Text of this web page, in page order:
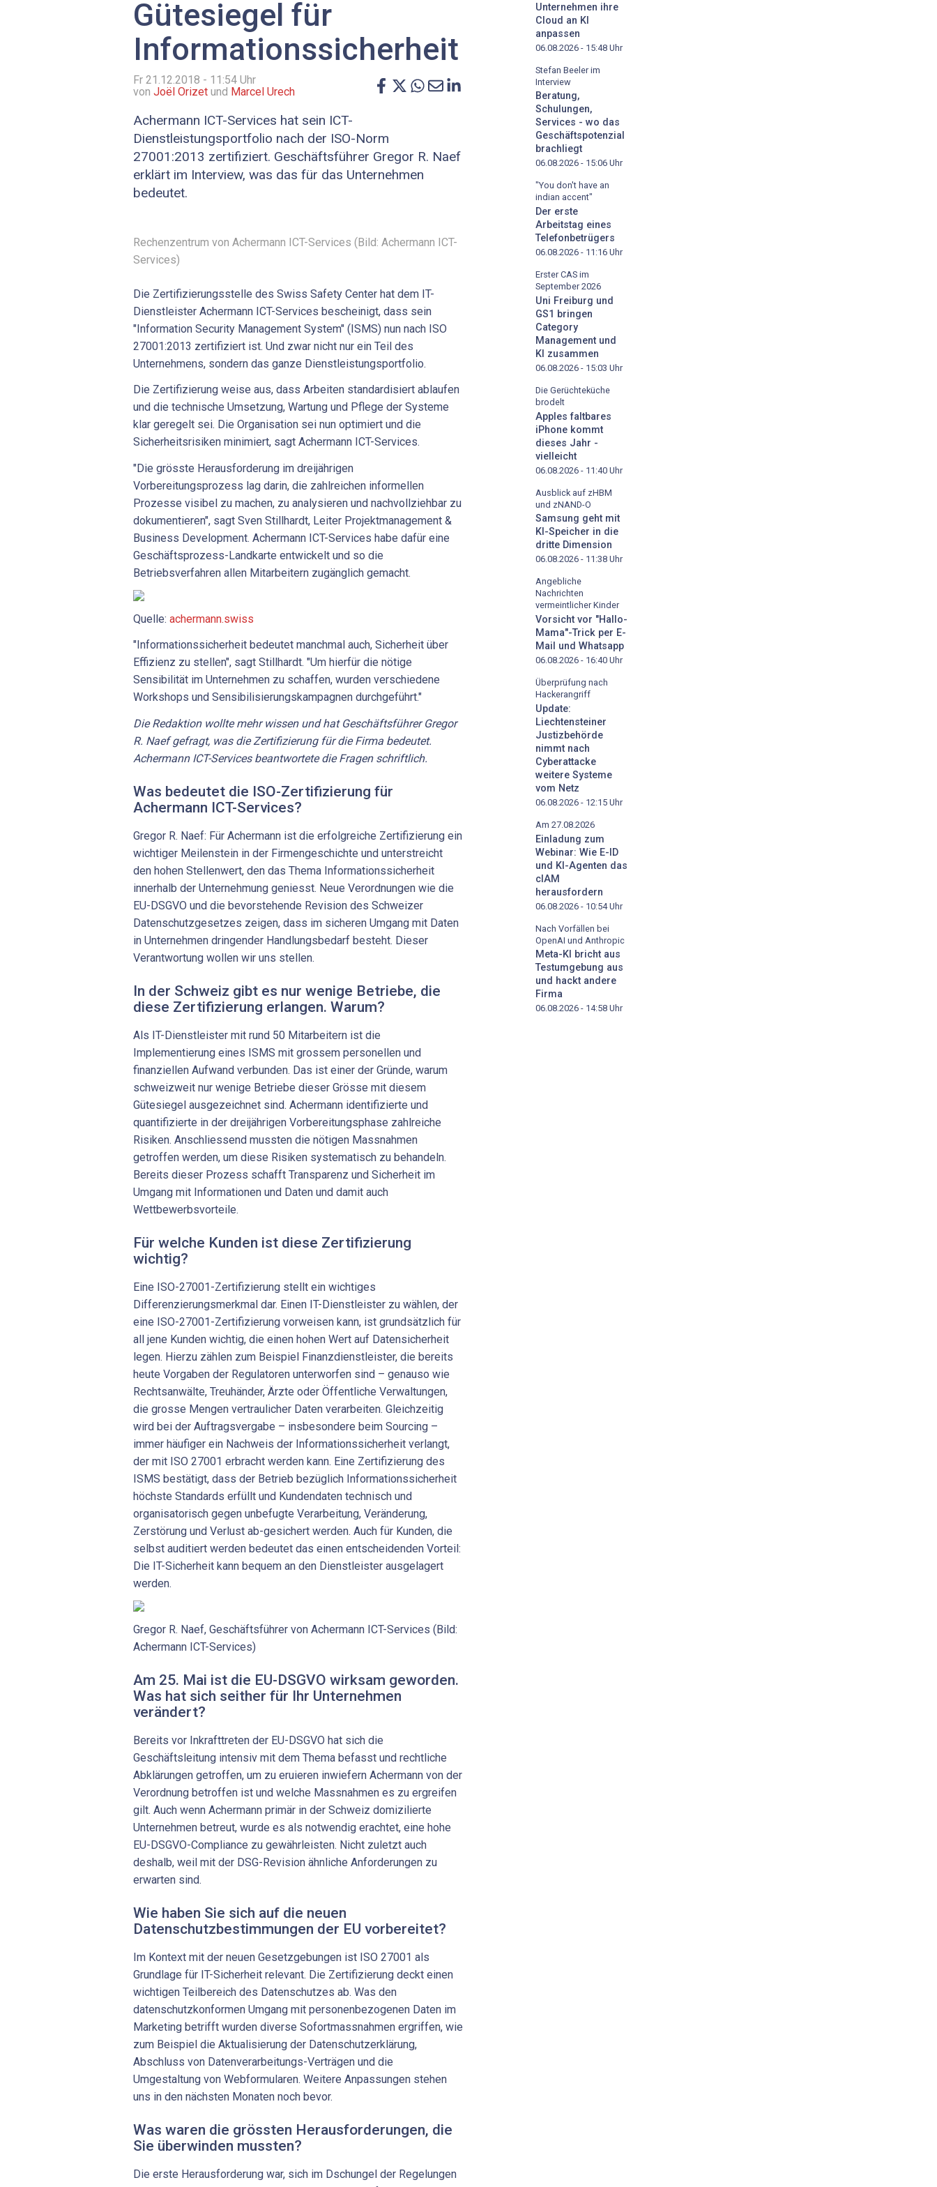
Gütesiegel für
Informationssicherheit
Fr 21.12.2018 - 11:54 Uhr
von Joël Orizet und Marcel Urech
Achermann ICT-Services hat sein ICT-
Dienstleistungsportfolio nach der ISO-Norm
27001:2013 zertifiziert. Geschäftsführer Gregor R. Naef
erklärt im Interview, was das für das Unternehmen
bedeutet.
Rechenzentrum von Achermann ICT-Services (Bild: Achermann ICT-
Services)
Die Zertifizierungsstelle des Swiss Safety Center hat dem IT-
Dienstleister Achermann ICT-Services bescheinigt, dass sein
"Information Security Management System" (ISMS) nun nach ISO
27001:2013 zertifiziert ist. Und zwar nicht nur ein Teil des
Unternehmens, sondern das ganze Dienstleistungsportfolio.
Die Zertifizierung weise aus, dass Arbeiten standardisiert ablaufen
und die technische Umsetzung, Wartung und Pflege der Systeme
klar geregelt sei. Die Organisation sei nun optimiert und die
Sicherheitsrisiken minimiert, sagt Achermann ICT-Services.
"Die grösste Herausforderung im dreijährigen
Vorbereitungsprozess lag darin, die zahlreichen informellen
Prozesse visibel zu machen, zu analysieren und nachvollziehbar zu
dokumentieren", sagt Sven Stillhardt, Leiter Projektmanagement &
Business Development. Achermann ICT-Services habe dafür eine
Geschäftsprozess-Landkarte entwickelt und so die
Betriebsverfahren allen Mitarbeitern zugänglich gemacht.
Quelle: achermann.swiss
"Informationssicherheit bedeutet manchmal auch, Sicherheit über
Effizienz zu stellen", sagt Stillhardt. "Um hierfür die nötige
Sensibilität im Unternehmen zu schaffen, wurden verschiedene
Workshops und Sensibilisierungskampagnen durchgeführt."
Die Redaktion wollte mehr wissen und hat Geschäftsführer Gregor
R. Naef gefragt, was die Zertifizierung für die Firma bedeutet.
Achermann ICT-Services beantwortete die Fragen schriftlich.
Was bedeutet die ISO-Zertifizierung für
Achermann ICT-Services?
Gregor R. Naef: Für Achermann ist die erfolgreiche Zertifizierung ein
wichtiger Meilenstein in der Firmengeschichte und unterstreicht
den hohen Stellenwert, den das Thema Informationssicherheit
innerhalb der Unternehmung geniesst. Neue Verordnungen wie die
EU-DSGVO und die bevorstehende Revision des Schweizer
Datenschutzgesetzes zeigen, dass im sicheren Umgang mit Daten
in Unternehmen dringender Handlungsbedarf besteht. Dieser
Verantwortung wollen wir uns stellen.
In der Schweiz gibt es nur wenige Betriebe, die
diese Zertifizierung erlangen. Warum?
Als IT-Dienstleister mit rund 50 Mitarbeitern ist die
Implementierung eines ISMS mit grossem personellen und
finanziellen Aufwand verbunden. Das ist einer der Gründe, warum
schweizweit nur wenige Betriebe dieser Grösse mit diesem
Gütesiegel ausgezeichnet sind. Achermann identifizierte und
quantifizierte in der dreijährigen Vorbereitungsphase zahlreiche
Risiken. Anschliessend mussten die nötigen Massnahmen
getroffen werden, um diese Risiken systematisch zu behandeln.
Bereits dieser Prozess schafft Transparenz und Sicherheit im
Umgang mit Informationen und Daten und damit auch
Wettbewerbsvorteile.
Für welche Kunden ist diese Zertifizierung
wichtig?
Eine ISO-27001-Zertifizierung stellt ein wichtiges
Differenzierungsmerkmal dar. Einen IT-Dienstleister zu wählen, der
eine ISO-27001-Zertifizierung vorweisen kann, ist grundsätzlich für
all jene Kunden wichtig, die einen hohen Wert auf Datensicherheit
legen. Hierzu zählen zum Beispiel Finanzdienstleister, die bereits
heute Vorgaben der Regulatoren unterworfen sind – genauso wie
Rechtsanwälte, Treuhänder, Ärzte oder Öffentliche Verwaltungen,
die grosse Mengen vertraulicher Daten verarbeiten. Gleichzeitig
wird bei der Auftragsvergabe – insbesondere beim Sourcing –
immer häufiger ein Nachweis der Informationssicherheit verlangt,
der mit ISO 27001 erbracht werden kann. Eine Zertifizierung des
ISMS bestätigt, dass der Betrieb bezüglich Informationssicherheit
höchste Standards erfüllt und Kundendaten technisch und
organisatorisch gegen unbefugte Verarbeitung, Veränderung,
Zerstörung und Verlust ab-gesichert werden. Auch für Kunden, die
selbst auditiert werden bedeutet das einen entscheidenden Vorteil:
Die IT-Sicherheit kann bequem an den Dienstleister ausgelagert
werden.
Gregor R. Naef, Geschäftsführer von Achermann ICT-Services (Bild:
Achermann ICT-Services)
Am 25. Mai ist die EU-DSGVO wirksam geworden.
Was hat sich seither für Ihr Unternehmen
verändert?
Bereits vor Inkrafttreten der EU-DSGVO hat sich die
Geschäftsleitung intensiv mit dem Thema befasst und rechtliche
Abklärungen getroffen, um zu eruieren inwiefern Achermann von der
Verordnung betroffen ist und welche Massnahmen es zu ergreifen
gilt. Auch wenn Achermann primär in der Schweiz domizilierte
Unternehmen betreut, wurde es als notwendig erachtet, eine hohe
EU-DSGVO-Compliance zu gewährleisten. Nicht zuletzt auch
deshalb, weil mit der DSG-Revision ähnliche Anforderungen zu
erwarten sind.
Wie haben Sie sich auf die neuen
Datenschutzbestimmungen der EU vorbereitet?
Im Kontext mit der neuen Gesetzgebungen ist ISO 27001 als
Grundlage für IT-Sicherheit relevant. Die Zertifizierung deckt einen
wichtigen Teilbereich des Datenschutzes ab. Was den
datenschutzkonformen Umgang mit personenbezogenen Daten im
Marketing betrifft wurden diverse Sofortmassnahmen ergriffen, wie
zum Beispiel die Aktualisierung der Datenschutzerklärung,
Abschluss von Datenverarbeitungs-Verträgen und die
Umgestaltung von Webformularen. Weitere Anpassungen stehen
uns in den nächsten Monaten noch bevor.
Was waren die grössten Herausforderungen, die
Sie überwinden mussten?
Die erste Herausforderung war, sich im Dschungel der Regelungen
Unternehmen ihre
Cloud an KI
anpassen
06.08.2026 - 15:48 Uhr
Stefan Beeler im
Interview
Beratung,
Schulungen,
Services - wo das
Geschäftspotenzial
brachliegt
06.08.2026 - 15:06 Uhr
"You don't have an
indian accent"
Der erste
Arbeitstag eines
Telefonbetrügers
06.08.2026 - 11:16 Uhr
Erster CAS im
September 2026
Uni Freiburg und
GS1 bringen
Category
Management und
KI zusammen
06.08.2026 - 15:03 Uhr
Die Gerüchteküche
brodelt
Apples faltbares
iPhone kommt
dieses Jahr -
vielleicht
06.08.2026 - 11:40 Uhr
Ausblick auf zHBM
und zNAND-O
Samsung geht mit
KI-Speicher in die
dritte Dimension
06.08.2026 - 11:38 Uhr
Angebliche
Nachrichten
vermeintlicher Kinder
Vorsicht vor "Hallo-
Mama"-Trick per E-
Mail und Whatsapp
06.08.2026 - 16:40 Uhr
Überprüfung nach
Hackerangriff
Update:
Liechtensteiner
Justizbehörde
nimmt nach
Cyberattacke
weitere Systeme
vom Netz
06.08.2026 - 12:15 Uhr
Am 27.08.2026
Einladung zum
Webinar: Wie E-ID
und KI-Agenten das
cIAM
herausfordern
06.08.2026 - 10:54Uhr
Nach Vorfällen bei
OpenAI und Anthropic
Meta-KI bricht aus
Testumgebung aus
und hackt andere
Firma
06.08.2026 - 14:58 Uhr